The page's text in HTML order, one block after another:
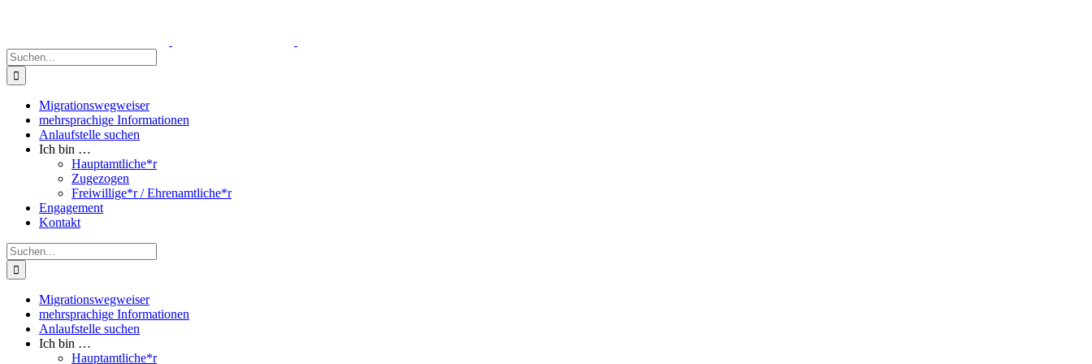
Suche
nach:
Migrationswegweiser
mehrsprachige Informationen
Anlaufstelle suchen
Ich bin …
Hauptamtliche*r
Zugezogen
Freiwillige*r / Ehrenamtliche*r
Engagement
Kontakt
Suche
nach:
Migrationswegweiser
mehrsprachige Informationen
Anlaufstelle suchen
Ich bin …
Hauptamtliche*r